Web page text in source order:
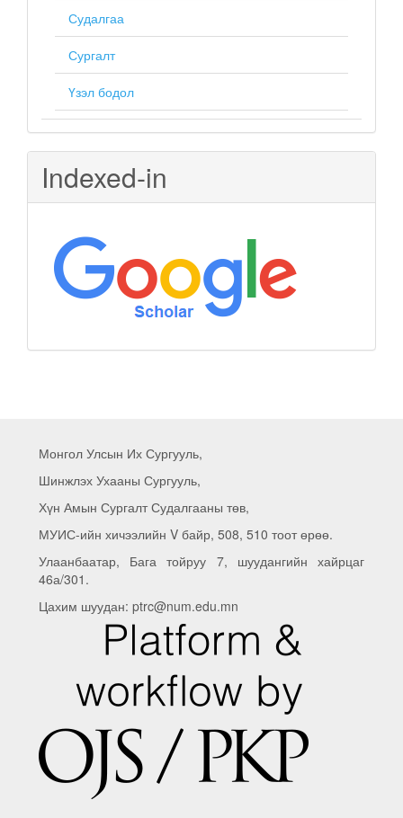
Судалгаа
Сургалт
Үзэл бодол
Indexed-in
Монгол Улсын Их Сургууль,
Шинжлэх Ухааны Сургууль,
Хүн Амын Сургалт Судалгааны төв,
МУИС-ийн хичээлийн V байр, 508, 510 тоот өрөө.
Улаанбаатар, Бага тойруу 7, шуудангийн хайрцаг
46а/301.
Цахим шуудан: ptrc@num.edu.mn